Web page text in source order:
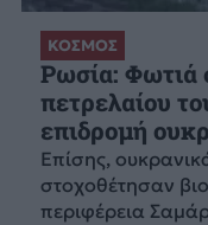
ΚΟΣΜΟΣ
Ρωσία: Φωτιά
πετρελαίου
επιδρομή
Επίσης,
στοχοθέτησαν
περιφέρεια